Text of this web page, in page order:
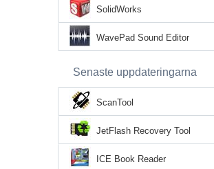
SolidWorks
WavePad Sound Editor
Senaste uppdateringarna
ScanTool
JetFlash Recovery Tool
ICE Book Reader